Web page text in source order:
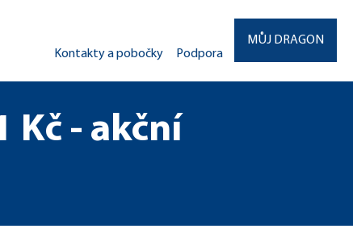
MŮJ DRAGON
Kontakty a pobočky
Podpora
Kč - akční